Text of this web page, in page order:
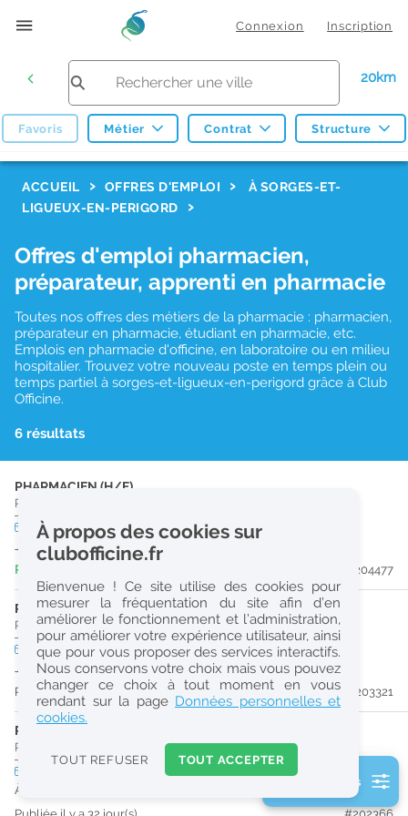
Connexion Inscription
20km
Favoris Métier Contrat Structure
e
Réinitialiser
2
0
k
m
Consulter les offres de la France d'outre-mer
ACCUEIL OFFRES D'EMPLOI
À SORGES-ET-
LIGUEUX-EN-PERIGORD
Offres d'emploi pharmacien,
préparateur, apprenti en pharmacie
Toutes nos offres des métiers de la pharmacie : pharmacien,
préparateur en pharmacie, étudiant en pharmacie, etc.
Emplois en pharmacie d'officine, en laboratoire ou en milieu
hospitalier. Trouvez votre nouveau poste en temps plein ou
temps partiel à sorges-et-ligueux-en-perigord grâce à Club
Officine.
6 résultats
PHARMACIEN (H/F)
Pharmacie d'Officine
CDDtemps plein
Jusqu'au 30/03/27
Publiée il y a 1 heure(s)
#204477
PRÉPARATEUR EN PHARMACIE (H/F)
Pharmacie d'Officine| 24750Champcevinel
CDD temps plein
Jusqu'au 30/01/27
Publiée il y a 18 jour(s)
#203321
PHARMACIEN (H/F)
Pharmacie d'Officine 24530Champagnac-De-Belair
À partir du 14/10/26
2 filtre(s) actifs
À propos des cookies sur
clubofficine.fr
Bienvenue ! Ce site utilise des cookies pour
mesurer la fréquentation du site afin d’en
améliorer le fonctionnement et l’administration,
pour améliorer votre expérience utilisateur, ainsi
que pour vous proposer des services interactifs.
Nous conservons votre choix mais vous pouvez
changer ce choix à tout moment en vous
rendant sur la page Données personnelles et
cookies.
TOUT REFUSER TOUT ACCEPTER